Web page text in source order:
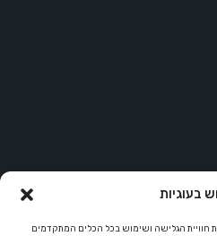
בעוגיות
חוויית הגלישה ושימוש בכל הכלים המתקדמים